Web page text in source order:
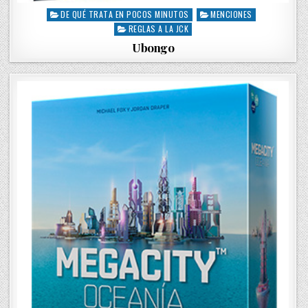
P
e
i
DE QUÉ TRATA EN POCOS MINUTOS
MENCIONES
REGLAS A LA JCK
Ubongo